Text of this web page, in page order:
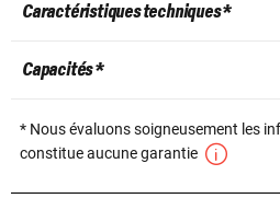
Caractéristiques techniques *
Capacités *
* Nous évaluons soigneusement les
constitue aucune garantie